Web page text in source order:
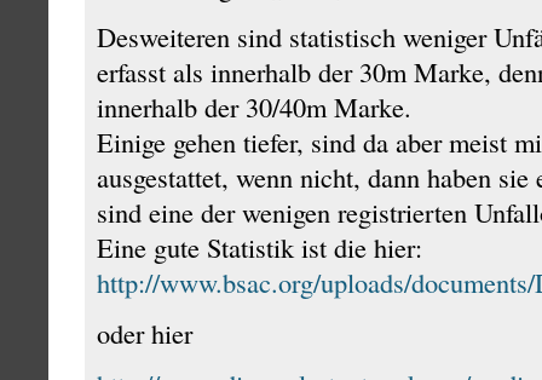
Desweiteren sind statistisch weniger
erfasst als innerhalb der 30m Marke,
innerhalb der 30/40m Marke.
Einige gehen tiefer, sind da aber meist
ausgestattet, wenn nicht, dann haben
sind eine der wenigen registrierten
Eine gute Statistik ist die hier:
http://www.bsac.org/uploads/
oder hier